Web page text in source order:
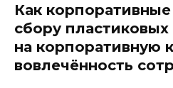
Как
сбору
на корпоративную
вовлечённость